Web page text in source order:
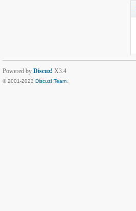
Powered by Discuz! X3.4
© 2001-2023 Discuz! Team